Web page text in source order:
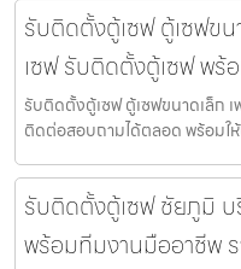
รับติดตั้งตู้เซฟ ตู้เซฟข
เซฟ รับติดตั้งตู้เซฟ พร้
รับติดตั้งตู้เซฟ ตู้เซฟขนาดเล็ก
ติดต่อสอบถามได้ตลอด พร้อมใ
รับติดตั้งตู้เซฟ ชัยภูมิ
พร้อมทีมงานมืออาชีพ